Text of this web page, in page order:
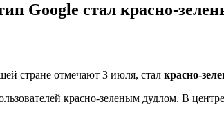
Google стал красно-
стране отмечают 3 июля, стал красно-
красно-зеленым дудлом. В